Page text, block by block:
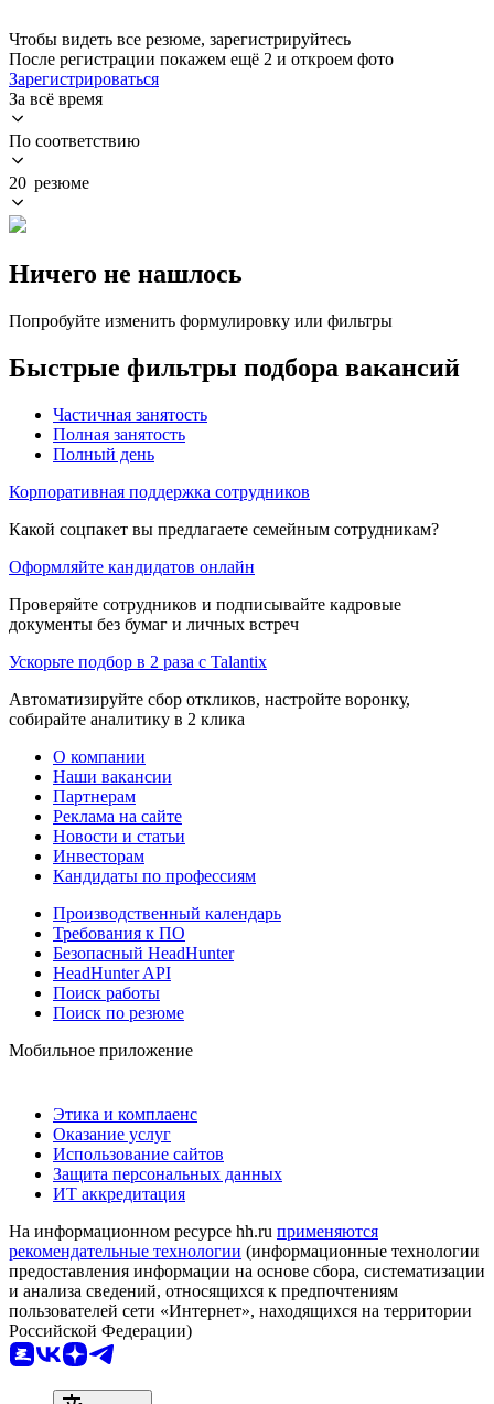
Чтобы видеть все резюме, зарегистрируйтесь
После регистрации покажем ещё 2 и откроем фото
Зарегистрироваться
За всё время
По соответствию
20 резюме
Ничего не нашлось
Попробуйте изменить формулировку или фильтры
Быстрые фильтры подбора вакансий
Частичная занятость
Полная занятость
Полный день
Корпоративная поддержка сотрудников
Какой соцпакет вы предлагаете семейным сотрудникам?
Оформляйте кандидатов онлайн
Проверяйте сотрудников и подписывайте кадровые
документы без бумаг и личных встреч
Ускорьте подбор в 2 раза с Talantix
Автоматизируйте сбор откликов, настройте воронку,
собирайте аналитику в 2 клика
О компании
Наши вакансии
Партнерам
Реклама на сайте
Новости и статьи
Инвесторам
Кандидаты по профессиям
Производственный календарь
Требования к ПО
Безопасный HeadHunter
HeadHunter API
Поиск работы
Поиск по резюме
Мобильное приложение
Этика и комплаенс
Оказание услуг
Использование сайтов
Защита персональных данных
ИТ аккредитация
На информационном ресурсе hh.ru применяются
рекомендательные технологии (информационные технологии
предоставления информации на основе сбора, систематизации
и анализа сведений, относящихся к предпочтениям
пользователей сети «Интернет», находящихся на территории
Российской Федерации)